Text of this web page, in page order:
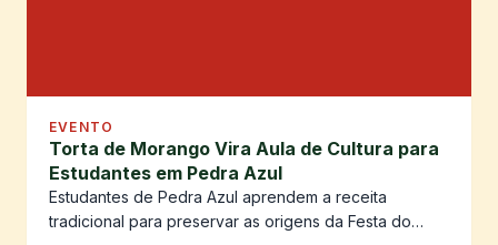
EVENTO
Torta de Morango Vira Aula de Cultura para
Estudantes em Pedra Azul
Estudantes de Pedra Azul aprendem a receita
tradicional para preservar as origens da Festa do